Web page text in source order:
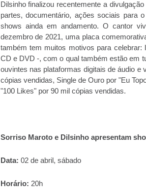
Dilsinho finalizou recentemente a
partes, documentário, ações sociais para
shows ainda em andamento. O cantor
dezembro de 2021, uma placa
também tem muitos motivos para
CD e DVD -, com o qual também estão em
ouvintes nas plataformas digitais de áudio
cópias vendidas, Single de Ouro por "Eu
"100 Likes" por 90 mil cópias vendidas.
Sorriso Maroto e Dilsinho apresentam
Data: 02 de abril, sábado
Horário: 20h